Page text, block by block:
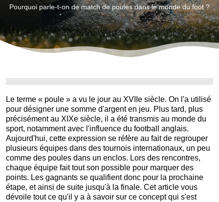
Pourquoi parle-t-on de match de poules dans le monde du foot ?
Le terme « poule » a vu le jour au XVIIe siècle. On l'a utilisé
pour désigner une somme d'argent en jeu. Plus tard, plus
précisément au XIXe siècle, il a été transmis au monde du
sport, notamment avec l'influence du football anglais.
Aujourd'hui, cette expression se réfère au fait de regrouper
plusieurs équipes dans des tournois internationaux, un peu
comme des poules dans un enclos. Lors des rencontres,
chaque équipe fait tout son possible pour marquer des
points. Les gagnants se qualifient donc pour la prochaine
étape, et ainsi de suite jusqu'à la finale. Cet article vous
dévoile tout ce qu'il y a à savoir sur ce concept qui s'est